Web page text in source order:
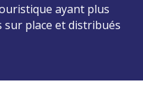
ayant plus
place et distribués